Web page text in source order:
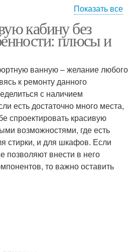
Показать все
кабину без
плюсы и
ванную – желание любого
к ремонту данного
с наличием
есть достаточно много места,
спроектировать красивую
возможностями, где есть
стирки, и для шкафов. Если
позволяют внести в него
то важно оставить